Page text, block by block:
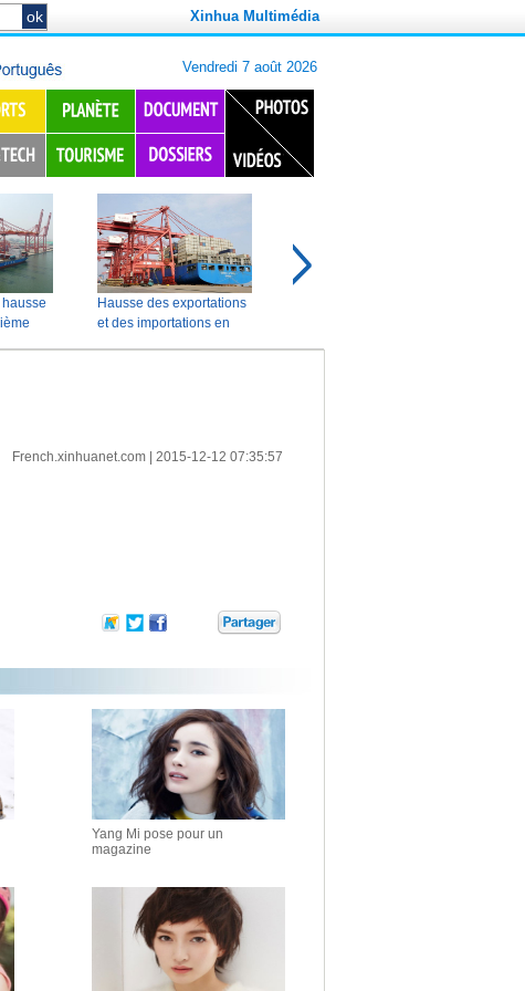
Xinhua Multimédia
French.xinhuanet.com| 2015-12-12 07:35:57
Yang Mi pose pour un
magazine